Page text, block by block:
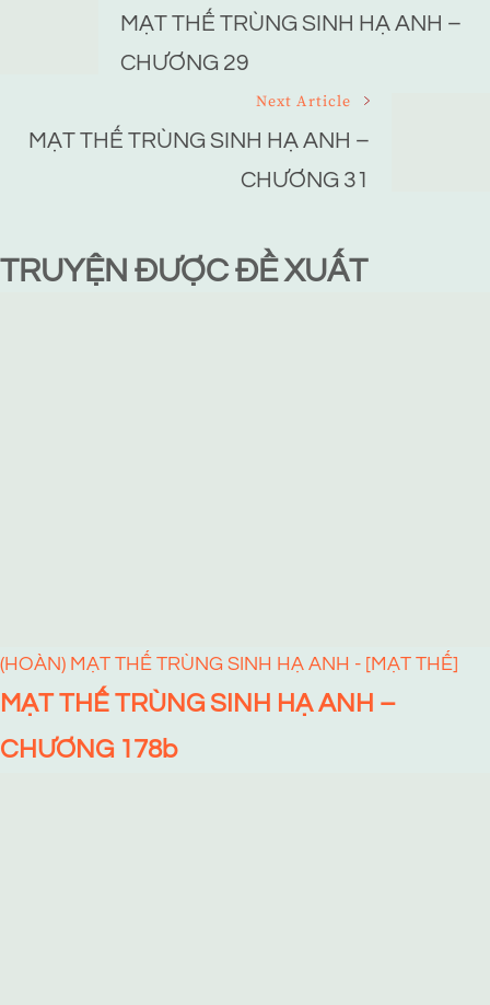
NavigationMẠT THẾ TRÙNG SINH HẠ ANH –
CHƯƠNG 29
Next Article
MẠT THẾ TRÙNG SINH HẠ ANH –
CHƯƠNG 31
TRUYỆN ĐƯỢC ĐỀ XUẤT
(HOÀN) MẠT THẾ TRÙNG SINH HẠ ANH - [MẠT THẾ]
MẠT THẾ TRÙNG SINH HẠ ANH –
CHƯƠNG 178b